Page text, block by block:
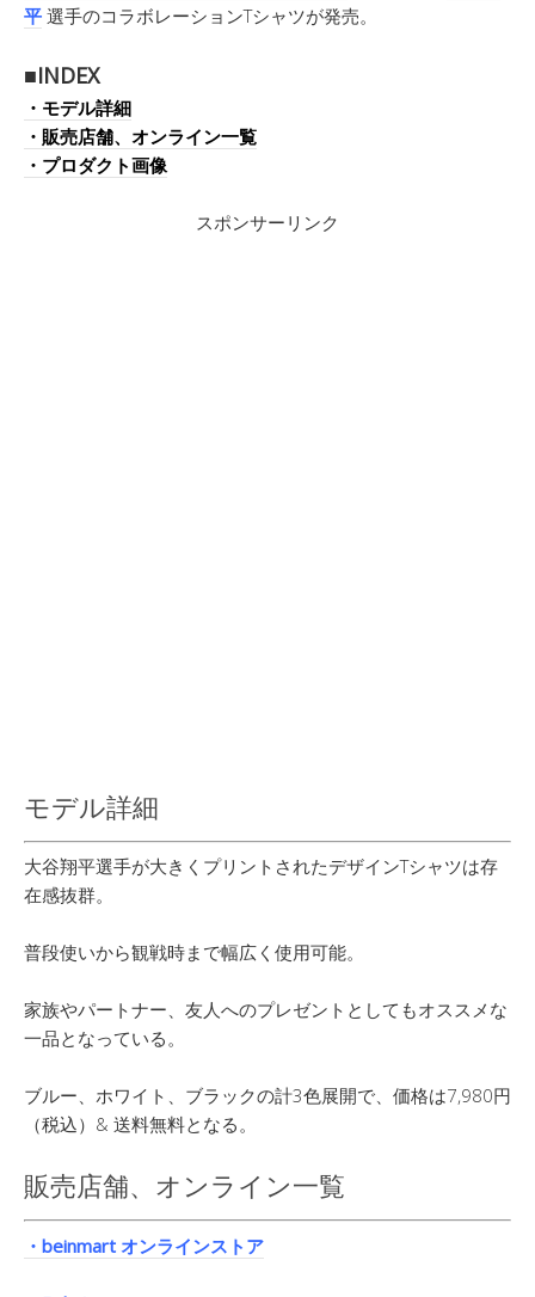
平 選手のコラボレーションTシャツが発売。
■INDEX
・モデル詳細
・販売店舗、オンライン一覧
・プロダクト画像
スポンサーリンク
モデル詳細
大谷翔平選手が大きくプリントされたデザインTシャツは存
在感抜群。
普段使いから観戦時まで幅広く使用可能。
家族やパートナー、友人へのプレゼントとしてもオススメな
一品となっている。
ブルー、ホワイト、ブラックの計3色展開で、価格は7,980円
（税込）& 送料無料となる。
販売店舗、オンライン一覧
・beinmart オンラインストア